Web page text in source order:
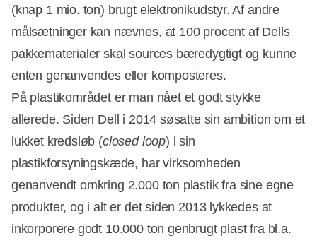
(knap 1 mio. ton) brugt elektronikudstyr. Af andre
målsætninger kan nævnes, at 100 procent af Dells
pakkematerialer skal sources bæredygtigt og kunne
enten genanvendes eller komposteres.
På plastikområdet er man nået et godt stykke
allerede. Siden Dell i 2014 søsatte sin ambition om et
lukket kredsløb (closed loop) i sin
plastikforsyningskæde, har virksomheden
genanvendt omkring 2.000 ton plastik fra sine egne
produkter, og i alt er det siden 2013 lykkedes at
inkorporere godt 10.000 ton genbrugt plast fra bl.a.